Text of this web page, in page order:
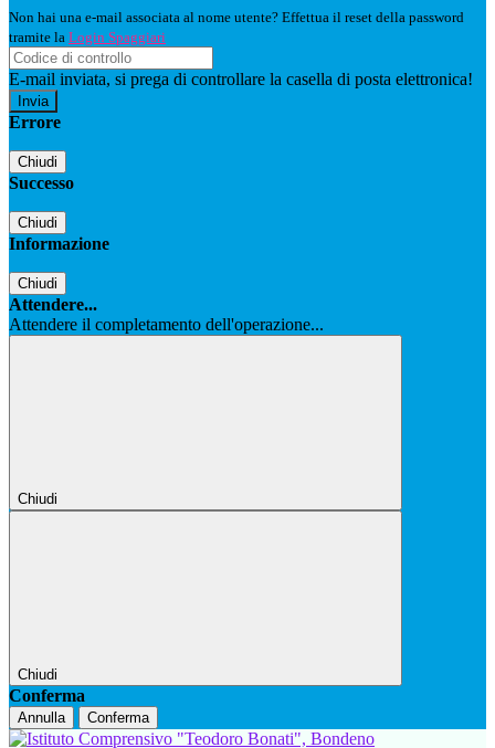
Non hai una e-mail associata al nome utente? Effettua il reset della password
tramite la Login Spaggiari
E-mail inviata, si prega di controllare la casella di posta elettronica!
Errore
Chiudi
Successo
Chiudi
Informazione
Chiudi
Attendere...
Attendere il completamento dell'operazione...
Chiudi
Chiudi
Conferma
Annulla Conferma